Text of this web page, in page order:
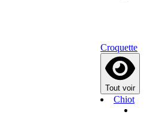
Croquette
Tout voir
Chiot